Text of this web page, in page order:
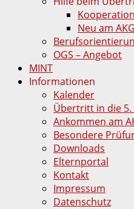
Neu am AKG
OGS – Angebot
MINT
Informationen
Kalender
Übertritt in die 5.
Ankommen am
Besondere
Downloads
Elternportal
Kontakt
Impressum
Datenschutz